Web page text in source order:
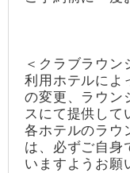
＜クラブラウン
利用ホテルによ
の変更、ラウン
スにて提供して
各ホテルのラウ
は、必ずご自身
いますようお願